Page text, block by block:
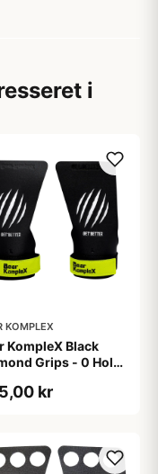
i
KOMPLEX
KompleX Black
Grips - 0 Hole
kr